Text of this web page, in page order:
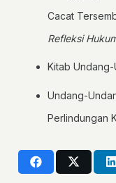
Cacat
Refleksi
Kitab
Undang-
Perlindungan